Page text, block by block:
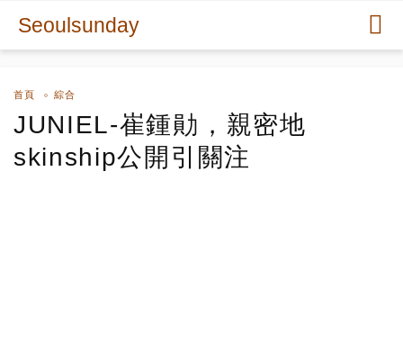
Seoulsunday
首頁 綜合
JUNIEL-崔鍾勛，親密地
skinship公開引關注